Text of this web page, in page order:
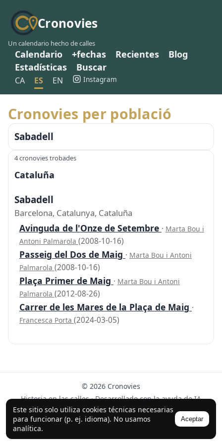
Cronovies
Un calendario hecho de calles
Calendario +fechas Recientes
Blog
Estadísticas
Buscar
CA ES EN Instagram
Este sitio solo utiliza cookies técnicas necesarias
para funcionar (p. ej. idioma). No usamos
analítica.
Aceptar
Cronovies per població
Sabadell
4 cronovies trobades
Cataluña
Sabadell
Barcelona, Catalunya, Cataluña
Avinguda de l'Onze de Setembre · Marta Bou i
Antoni Palmarola (2008-10-16)
Passeig del Dos de Maig · Marta Bou i Antoni
Palmarola (2008-10-16)
Plaça Primer de Maig · Marta Bou i Antoni
Palmarola (2012-08-26)
Carrer de les Mares de la Plaça de Maig ·
Francesca Porta (2024-03-05)
© 2026 Cronovies
Historia en las calles · Desarrollado con la ayuda de IA
(ChatGPT).
Síguenos en Instagram